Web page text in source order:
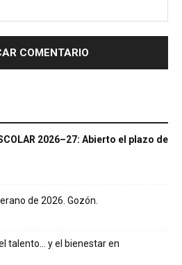
2026–27: Abierto el plazo de
de 2026. Gozón.
talento… y el bienestar en